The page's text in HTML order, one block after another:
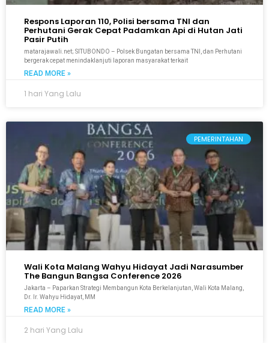
Respons Laporan 110, Polisi bersama TNI dan
Perhutani Gerak Cepat Padamkan Api di Hutan Jati
Pasir Putih
matarajawali.net; SITUBONDO – Polsek Bungatan bersama TNI, dan Perhutani
bergerak cepat menindaklanjuti laporan masyarakat terkait
READ MORE »
1 hari Yang Lalu
PEMERINTAHAN
Wali Kota Malang Wahyu Hidayat Jadi Narasumber
The Bangun Bangsa Conference 2026
Jakarta – Paparkan Strategi Membangun Kota Berkelanjutan, Wali Kota Malang,
Dr. Ir. Wahyu Hidayat, MM
READ MORE »
2 hari Yang Lalu